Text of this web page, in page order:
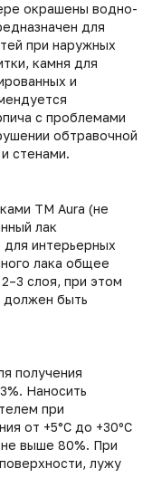
окрашены водно-
для
при наружных
камня для
и
с проблемами
обтравочной
стенами.
ТМ Aura (не
лак
для интерьерных
лака общее
слоя, при этом
должен быть
получения
Наносить
при
от +5°С до +30ºС
не выше 80%. При
лужу